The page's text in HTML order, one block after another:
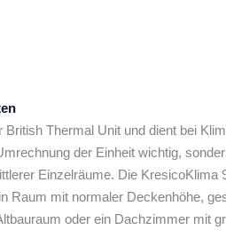
British Thermal Unit und dient bei
der Einheit wichtig,
Einzelräume. Die
Raum mit normaler Deckenhöhe,
oder ein Dachzimmer mit